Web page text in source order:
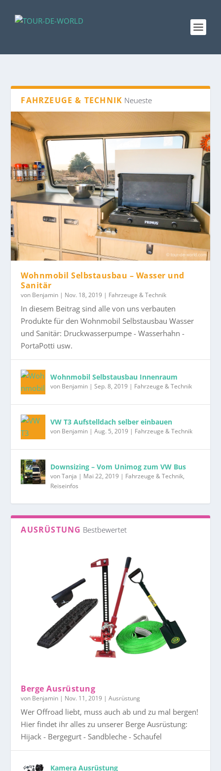
VW Bus Reise USA – Alte Autos & heißer
...
Auslands Krankenversicherung
Offroad Ausrüstung
Wohnmobil Selbstausbau – Wasser und
Sanitär...
Camping Küchen Ausrüstung
Camping Ausrüstung
Berge Ausrüstung
Kamera Ausrüstung
FAHRZEUGE & TECHNIK Neueste
Wohnmobil Selbstausbau – Wasser und
Sanitär
von Benjamin | Nov. 18, 2019 | Fahrzeuge & Technik
In diesem Beitrag sind alle von uns verbauten
Produkte für den Wohnmobil Selbstausbau Wasser
und Sanitär: Druckwasserpumpe - Wasserhahn -
PortaPotti usw.
Wohnmobil Selbstausbau Innenraum
von Benjamin |Sep. 8, 2019 | Fahrzeuge & Technik
VW T3 Aufstelldach selber einbauen
von Benjamin |Aug. 5, 2019 | Fahrzeuge & Technik
Downsizing – Vom Unimog zum VW Bus
vonTanja | Mai 22, 2019 | Fahrzeuge & Technik,
Reiseinfos
AUSRÜSTUNG Bestbewertet
Berge Ausrüstung
von Benjamin | Nov. 11, 2019 |Ausrüstung
Wer Offroad liebt, muss auch ab und zu mal bergen!
Hier findet ihr alles zu unserer Berge Ausrüstung:
Hijack - Bergegurt - Sandbleche - Schaufel
Kamera Ausrüstung